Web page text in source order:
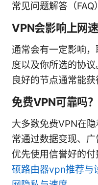
常见问题解答（FAQ）
VPN会影响上网速
通常会有一定影响
度以及你所选的协
良好的节点通常能获
免费VPN可靠吗？
大多数免费VPN在
常通过数据变现、
优先使用信誉好的付
硕路由器vpn推荐与